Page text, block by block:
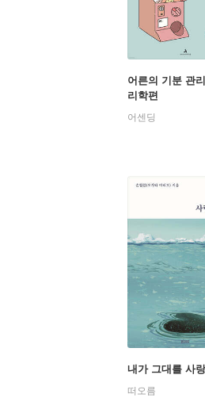
어른의 기분 관
리학편
어센딩
내가 그대를 사
떠오름